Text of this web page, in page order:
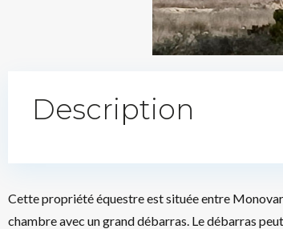
Description
Cette propriété équestre est située entre
chambre avec un grand débarras. Le débarras